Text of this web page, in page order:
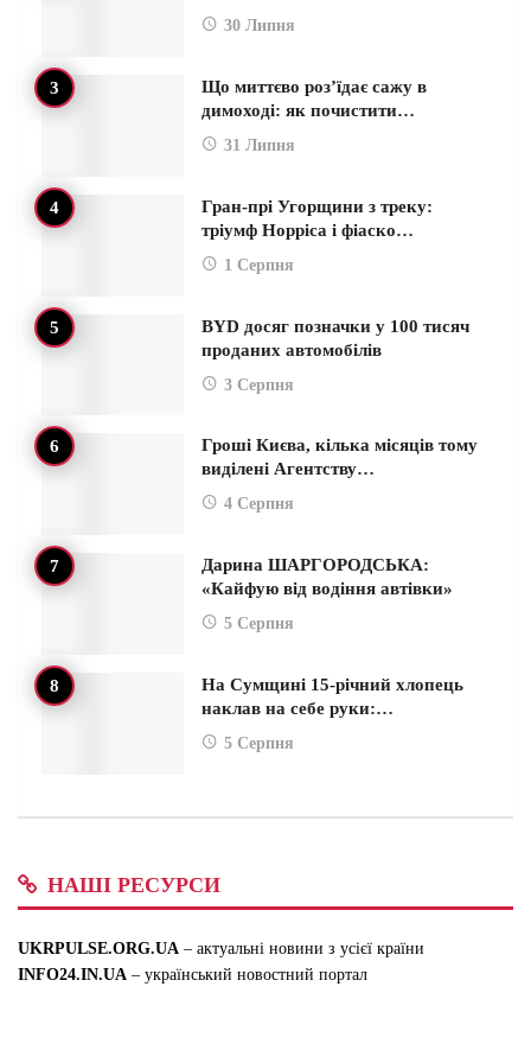
30 Липня
Що миттєво роз’їдає сажу в
димоході: як почистити…
31 Липня
Гран-прі Угорщини з треку:
тріумф Норріса і фіаско…
1 Серпня
BYD досяг позначки у 100 тисяч
проданих автомобілів
3 Серпня
Гроші Києва, кілька місяців тому
виділені Агентству…
4 Серпня
Дарина ШАРГОРОДСЬКА:
«Кайфую від водіння автівки»
5 Серпня
На Сумщині 15-річний хлопець
наклав на себе руки:…
5 Серпня
НАШІ РЕСУРСИ
UKRPULSE.ORG.UA – актуальні новини з усієї країни
INFO24.IN.UA – український новостний портал